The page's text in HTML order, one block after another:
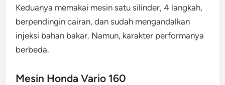
Keduanya memakai mesin satu silinder, 4 langkah,
berpendingin cairan, dan sudah mengandalkan
injeksi bahan bakar. Namun, karakter performanya
berbeda.
Mesin Honda Vario 160